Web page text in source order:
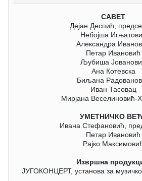
САВЕТ
Дејан Деспић,
Небојша
Александра
Петар Ивановић
Љубиша
Ана Котевска
Биљана
Иван Тасовац
Мирјана Веселиновић-
УМЕТНИЧКО
Ивана Стефановић,
Петар Ивановић
Рајко
Извршна
ЈУГОКОНЦЕРТ, установа за